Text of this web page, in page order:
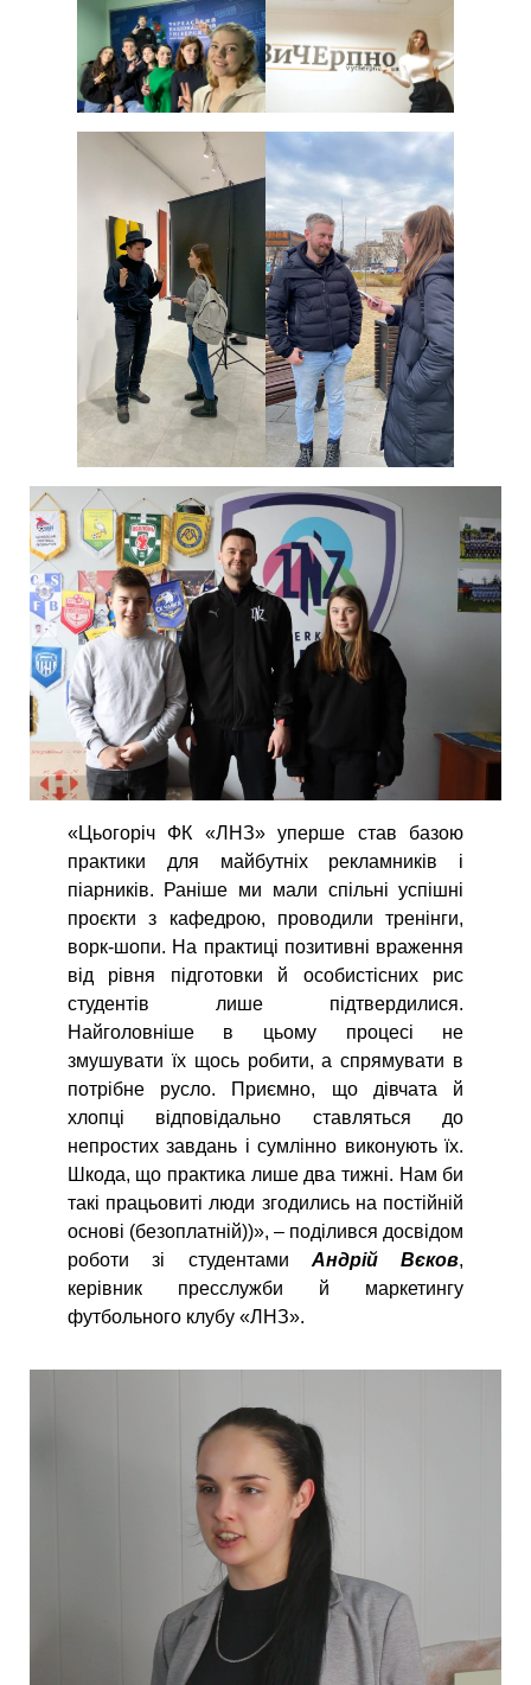
«Цьогоріч ФК «ЛНЗ» уперше став базою
практики для майбутніх рекламників і
піарників. Раніше ми мали спільні успішні
проєкти з кафедрою, проводили тренінги,
ворк-шопи. На практиці позитивні враження
від рівня підготовки й особистісних рис
студентів лише підтвердилися.
Найголовніше в цьому процесі не
змушувати їх щось робити, а спрямувати в
потрібне русло. Приємно, що дівчата й
хлопці відповідально ставляться до
непростих завдань і сумлінно виконують їх.
Шкода, що практика лише два тижні. Нам би
такі працьовиті люди згодились на постійній
основі (безоплатній))», – поділився досвідом
роботи зі студентамиАндрій Вєков,
керівник пресслужби й маркетингу
футбольного клубу «ЛНЗ».